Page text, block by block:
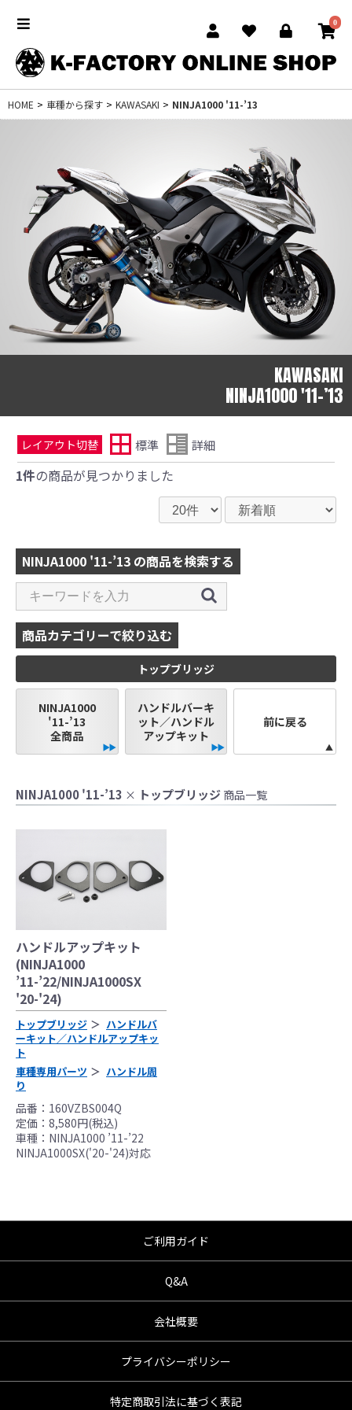
0
HOME > 車種から探す > KAWASAKI > NINJA1000 '11-’13
KAWASAKI
NINJA1000 '11-’13
レイアウト切替 標準 詳細
1件の商品が見つかりました
NINJA1000 '11-’13 の商品を検索する
商品カテゴリーで絞り込む
トップブリッジ
NINJA1000
'11-’13
全商品
ハンドルバーキ
ット／ハンドル
アップキット
前に戻る
NINJA1000 '11-’13 × トップブリッジ 商品一覧
ハンドルアップキット
(NINJA1000
’11-’22/NINJA1000SX
'20-'24)
トップブリッジ
ハンドルバ
ーキット／ハンドルアップキッ
ト
車種専用パーツ
ハンドル周
り
品番：160VZBS004Q
定価：8,580円(税込)
車種：NINJA1000 ’11-’22
NINJA1000SX('20-'24)対応
●当HP内では、マフラーの取付けイメージをわ
かりやすくするために一般車両に装着した写
ーツ走行ならびにレース使用を目的としてお
ではございません。
レースでの使用に際しては、主催者が発行す
る競技規則を確認の上、お客様ご自身の判断
●取り付けについては専門の資格と知識・経験
を有した整備士が、指定のサービスマニュア
ル、指定の基準に基づいた取り付けを行って
ください。
なお、取付時、使用時、その他で起きた全て
の事故、故障に対し保険、保証等は一切無
く、商品の返品、クレーム等も受付できませ
んので、あらかじめご了承ください。
無く変更となる場合がありますので了承願い
ます。
●商品は、予告無く販売終了する場合がありま
すのでご了承願います。
ご利用ガイド
Q&A
会社概要
プライバシーポリシー
特定商取引法に基づく表記